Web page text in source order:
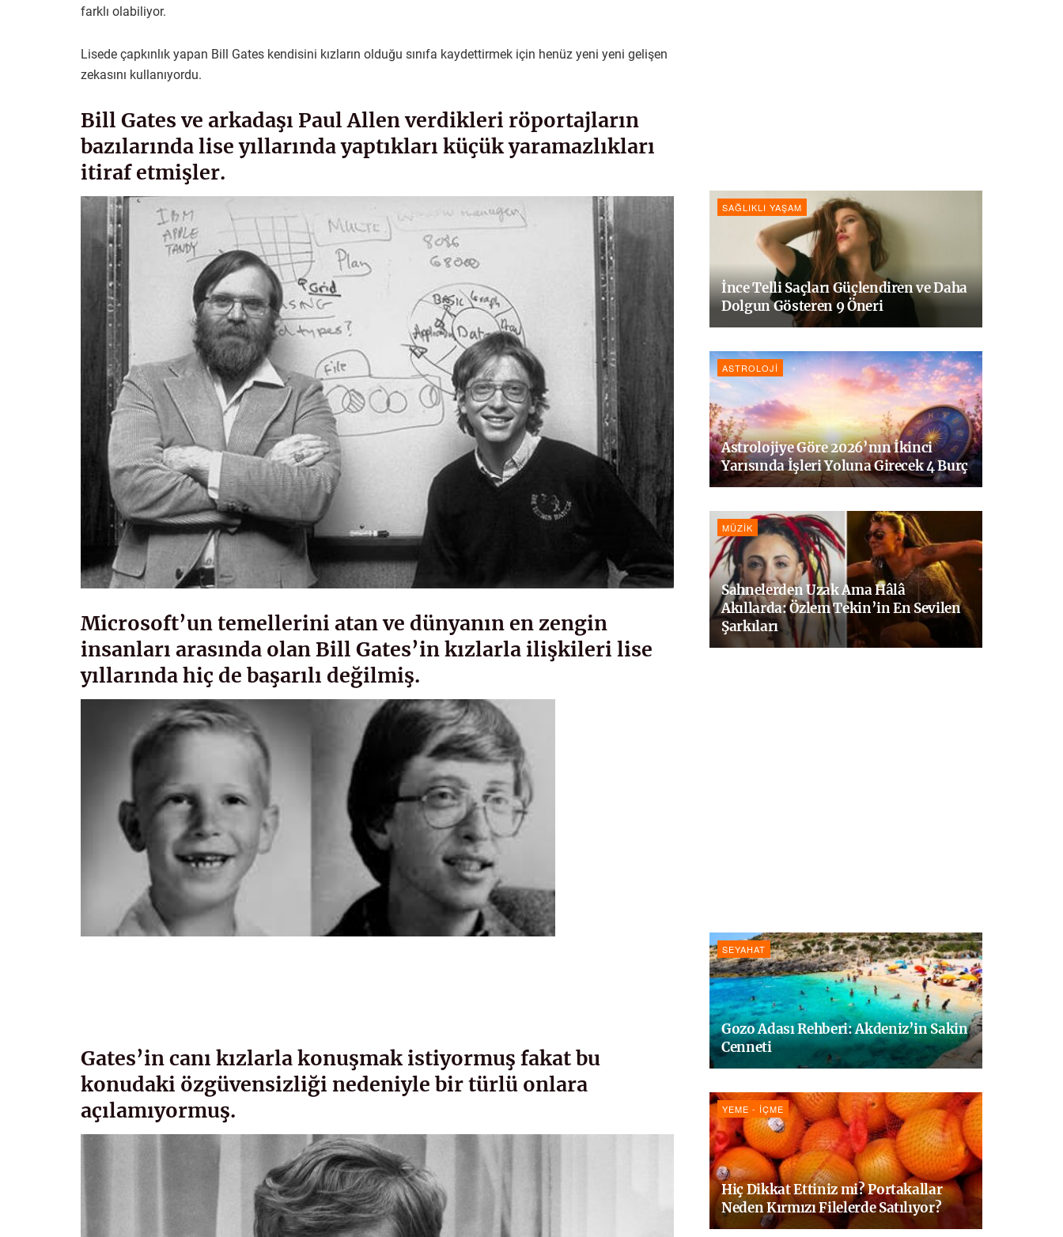
farklı olabiliyor.
Lisede çapkınlık yapan Bill Gates kendisini kızların olduğu sınıfa kaydettirmek için henüz yeni yeni gelişen
zekasını kullanıyordu.
Bill Gates ve arkadaşı Paul Allen verdikleri röportajların
bazılarında lise yıllarında yaptıkları küçük yaramazlıkları
itiraf etmişler.
Microsoft’un temellerini atan ve dünyanın en zengin
insanları arasında olan Bill Gates’in kızlarla ilişkileri lise
yıllarında hiç de başarılı değilmiş.
Gates’in canı kızlarla konuşmak istiyormuş fakat bu
konudaki özgüvensizliği nedeniyle bir türlü onlara
açılamıyormuş.
SAĞLIKLI YAŞAM
İnce Telli Saçları Güçlendiren ve Daha
Dolgun Gösteren 9 Öneri
ASTROLOJI
Astrolojiye Göre 2026’nın İkinci
Yarısında İşleri Yoluna Girecek 4 Burç
MÜZIK
Sahnelerden Uzak Ama Hâlâ
Akıllarda: Özlem Tekin’in En Sevilen
Şarkıları
SEYAHAT
Gozo Adası Rehberi: Akdeniz’in Sakin
Cenneti
YEME - İÇME
Hiç Dikkat Ettiniz mi? Portakallar
Neden Kırmızı Filelerde Satılıyor?